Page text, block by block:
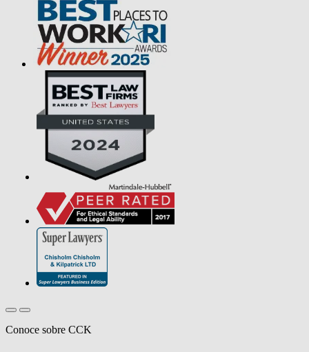
Conoce sobre CCK